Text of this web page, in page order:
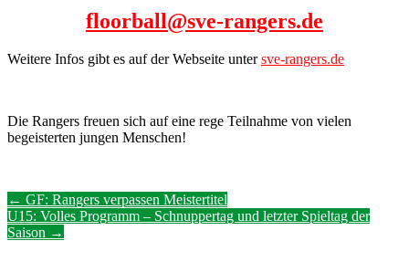
floorball@sve-rangers.de
Weitere Infos gibt es auf der Webseite untersve-rangers.de
Die Rangers freuen sich auf eine rege Teilnahme von vielen
begeisterten jungen Menschen!
Post
navigation
← GF: Rangers verpassen Meistertitel
U15: Volles Programm – Schnuppertag und letzter Spieltag der
Saison →